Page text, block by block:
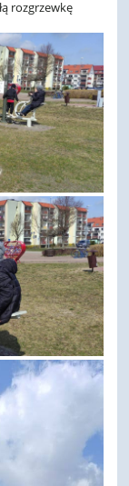
rozgrzewkę